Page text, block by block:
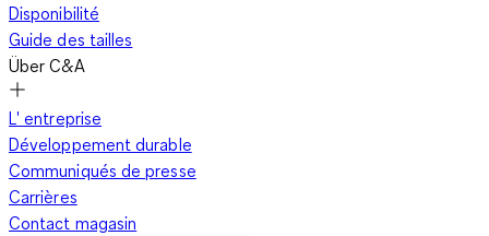
Disponibilité
Guide des tailles
Über C&A
L' entreprise
Développement durable
Communiqués de presse
Carrières
Contact magasin